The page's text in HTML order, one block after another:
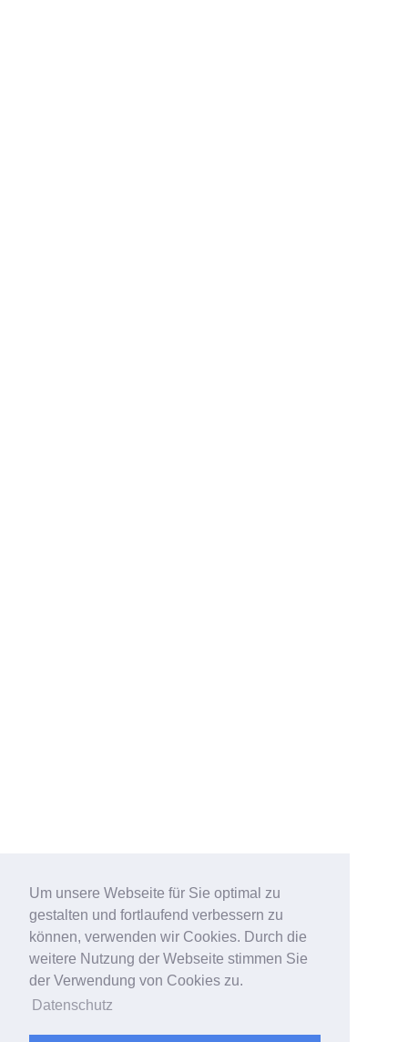
Um unsere Webseite für Sie optimal zu
gestalten und fortlaufend verbessern zu
können, verwenden wir Cookies. Durch die
weitere Nutzung der Webseite stimmen Sie
der Verwendung von Cookies zu.
Datenschutz